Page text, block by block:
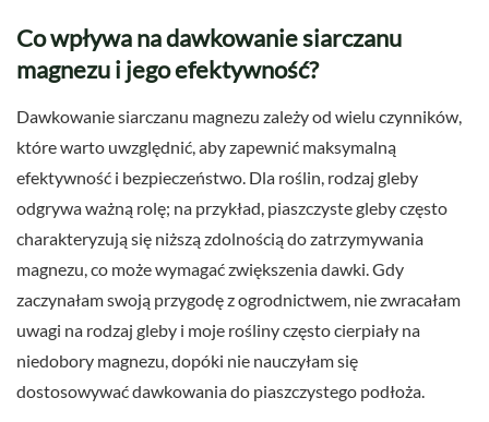
Co wpływa na dawkowanie siarczanu
magnezu i jego efektywność?
Dawkowanie siarczanu magnezu zależy od wielu czynników,
które warto uwzględnić, aby zapewnić maksymalną
efektywność i bezpieczeństwo. Dla roślin, rodzaj gleby
odgrywa ważną rolę; na przykład, piaszczyste gleby często
charakteryzują się niższą zdolnością do zatrzymywania
magnezu, co może wymagać zwiększenia dawki. Gdy
zaczynałam swoją przygodę z ogrodnictwem, nie zwracałam
uwagi na rodzaj gleby i moje rośliny często cierpiały na
niedobory magnezu, dopóki nie nauczyłam się
dostosowywać dawkowania do piaszczystego podłoża.